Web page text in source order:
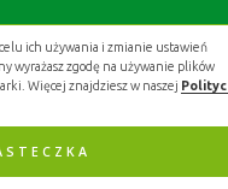
ich używania i zmianie ustawień
wyrażasz zgodę na używanie plików
Więcej znajdziesz w naszej